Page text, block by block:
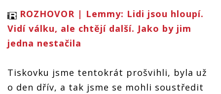
ROZHOVOR | Lemmy: Lidi jsou hloupí.
Vidí válku, ale chtějí další. Jako by jim
jedna nestačila
Tiskovku jsme tentokrát prošvihli, byla už
o den dřív, a tak jsme se mohli soustředit